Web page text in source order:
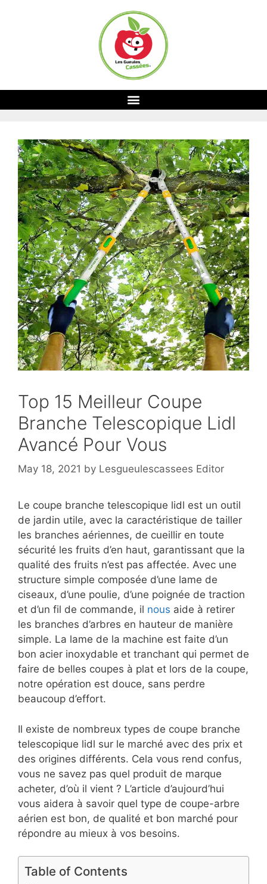
Top 15 Meilleur Coupe
Branche Telescopique Lidl
Avancé Pour Vous
May 18, 2021 by Lesgueulescassees Editor
Le coupe branche telescopique lidl est un outil
de jardin utile, avec la caractéristique de tailler
les branches aériennes, de cueillir en toute
sécurité les fruits d’en haut, garantissant que la
qualité des fruits n’est pas affectée. Avec une
structure simple composée d’une lame de
ciseaux, d’une poulie, d’une poignée de traction
et d’un fil de commande, il nous aide à retirer
les branches d’arbres en hauteur de manière
simple. La lame de la machine est faite d’un
bon acier inoxydable et tranchant qui permet de
faire de belles coupes à plat et lors de la coupe,
notre opération est douce, sans perdre
beaucoup d’effort.
Il existe de nombreux types de coupe branche
telescopique lidl sur le marché avec des prix et
des origines différents. Cela vous rend confus,
vous ne savez pas quel produit de marque
acheter, d’où il vient ? L’article d’aujourd’hui
vous aidera à savoir quel type de coupe-arbre
aérien est bon, de qualité et bon marché pour
répondre au mieux à vos besoins.
Table of Contents